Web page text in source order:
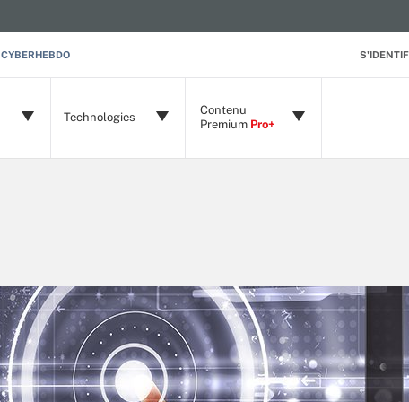
CYBERHEBDO
Technologies
Contenu
Premium Pro+